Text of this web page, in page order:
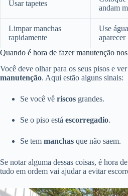
Usar tapetes
andam
Limpar manchas
rapidamente
Use
aparecer
Quando é hora de fazer manutenção
Você deve olhar para os seus pisos e
manutenção. Aqui estão alguns sinais:
Se você vê riscos grandes.
Se o piso está escorregadio.
Se tem manchas que não saem.
Se notar alguma dessas coisas, é hora
tudo em ordem vai ajudar a evitar